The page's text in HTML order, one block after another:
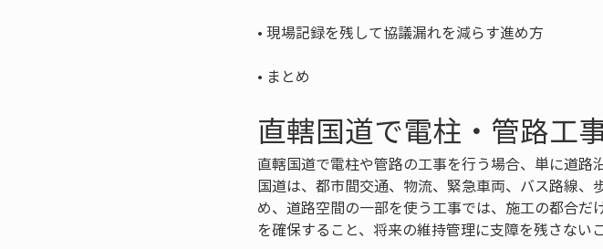
•
• まとめ
直轄国道で電柱・管路工
直轄国道で電柱や管路の工事を行う場合、単に道
国道は、都市間交通、物流、緊急車両、バス路線
め、道路空間の一部を使う工事では、施工の都合
を確保すること、将来の維持管理に支障を残さない